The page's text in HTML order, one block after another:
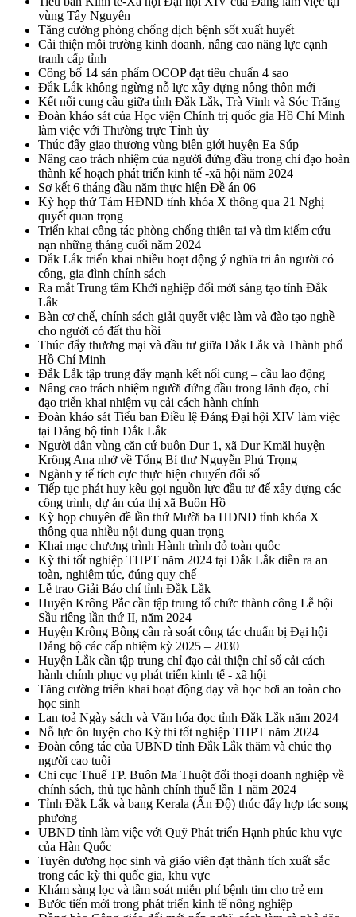
vùng Tây Nguyên
Tăng cường phòng chống dịch bệnh sốt xuất huyết
Cải thiện môi trường kinh doanh, nâng cao năng lực cạnh
tranh cấp tỉnh
Công bố 14 sản phẩm OCOP đạt tiêu chuẩn 4 sao
Đắk Lắk không ngừng nỗ lực xây dựng nông thôn mới
Kết nối cung cầu giữa tỉnh Đắk Lắk, Trà Vinh và Sóc Trăng
Đoàn khảo sát của Học viện Chính trị quốc gia Hồ Chí Minh
làm việc với Thường trực Tỉnh ủy
Thúc đẩy giao thương vùng biên giới huyện Ea Súp
Nâng cao trách nhiệm của người đứng đầu trong chỉ đạo hoàn
thành kế hoạch phát triển kinh tế -xã hội năm 2024
Sơ kết 6 tháng đầu năm thực hiện Đề án 06
Kỳ họp thứ Tám HĐND tỉnh khóa X thông qua 21 Nghị
quyết quan trọng
Triển khai công tác phòng chống thiên tai và tìm kiếm cứu
nạn những tháng cuối năm 2024
Đắk Lắk triển khai nhiều hoạt động ý nghĩa tri ân người có
công, gia đình chính sách
Ra mắt Trung tâm Khởi nghiệp đổi mới sáng tạo tỉnh Đắk
Lắk
Bàn cơ chế, chính sách giải quyết việc làm và đào tạo nghề
cho người có đất thu hồi
Thúc đẩy thương mại và đầu tư giữa Đắk Lắk và Thành phố
Hồ Chí Minh
Đắk Lắk tập trung đẩy mạnh kết nối cung – cầu lao động
Nâng cao trách nhiệm người đứng đầu trong lãnh đạo, chỉ
đạo triển khai nhiệm vụ cải cách hành chính
Đoàn khảo sát Tiểu ban Điều lệ Đảng Đại hội XIV làm việc
tại Đảng bộ tỉnh Đắk Lắk
Người dân vùng căn cứ buôn Dur 1, xã Dur Kmăl huyện
Krông Ana nhớ về Tổng Bí thư Nguyễn Phú Trọng
Ngành y tế tích cực thực hiện chuyển đổi số
Tiếp tục phát huy kêu gọi nguồn lực đầu tư để xây dựng các
công trình, dự án của thị xã Buôn Hồ
Kỳ họp chuyên đề lần thứ Mười ba HĐND tỉnh khóa X
thông qua nhiều nội dung quan trọng
Khai mạc chương trình Hành trình đỏ toàn quốc
Kỳ thi tốt nghiệp THPT năm 2024 tại Đắk Lắk diễn ra an
toàn, nghiêm túc, đúng quy chế
Lễ trao Giải Báo chí tỉnh Đắk Lắk
Huyện Krông Pắc cần tập trung tổ chức thành công Lễ hội
Sầu riêng lần thứ II, năm 2024
Huyện Krông Bông cần rà soát công tác chuẩn bị Đại hội
Đảng bộ các cấp nhiệm kỳ 2025 – 2030
Huyện Lắk cần tập trung chỉ đạo cải thiện chỉ số cải cách
hành chính phục vụ phát triển kinh tế - xã hội
Tăng cường triển khai hoạt động dạy và học bơi an toàn cho
học sinh
Lan toả Ngày sách và Văn hóa đọc tỉnh Đắk Lắk năm 2024
Nỗ lực ôn luyện cho Kỳ thi tốt nghiệp THPT năm 2024
Đoàn công tác của UBND tỉnh Đắk Lắk thăm và chúc thọ
người cao tuổi
Chi cục Thuế TP. Buôn Ma Thuột đối thoại doanh nghiệp về
chính sách, thủ tục hành chính thuế lần 1 năm 2024
Tỉnh Đắk Lắk và bang Kerala (Ấn Độ) thúc đẩy hợp tác song
phương
UBND tỉnh làm việc với Quỹ Phát triển Hạnh phúc khu vực
của Hàn Quốc
Tuyên dương học sinh và giáo viên đạt thành tích xuất sắc
trong các kỳ thi quốc gia, khu vực
Khám sàng lọc và tầm soát miễn phí bệnh tim cho trẻ em
Bước tiến mới trong phát triển kinh tế nông nghiệp